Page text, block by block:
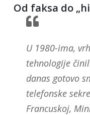
Od faksa do
U 1980-ima,
tehnologije
danas gotovo
telefonske
Francuskoj,